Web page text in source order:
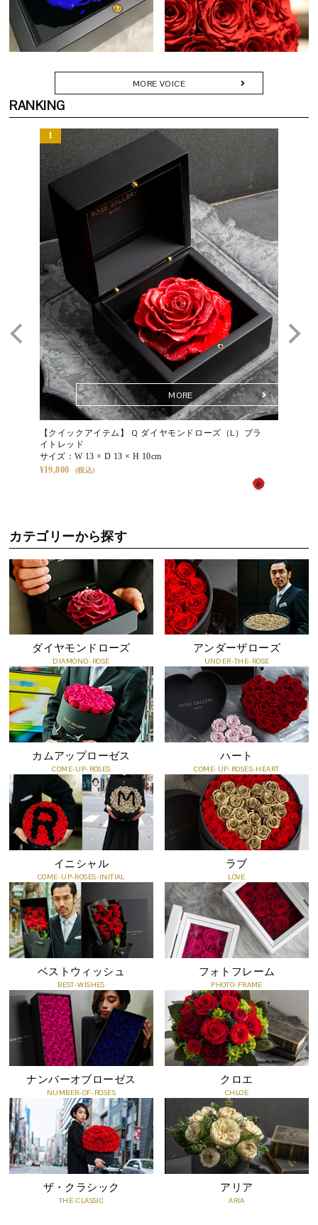
プロポーズや誕生日、記念日の贈り物にふさわしい華やかなアレン
ジです。
成功と幸福を、花で贈る。
バラは古来より、愛情と繁栄の象徴。
人生の節目や大切な人の門出に、“想いを伝える”フラワーギフトと
して。
上質な美しさが、記念日をより印象的に彩ります。
贈るたびに、幸せがひろがる。
ただ美しいだけでなく、贈る体験そのものが記憶に残る。
プロポーズやお祝いの瞬間を幸福で包み込む、ラグジュアリーギフ
トです。
メッセージカードサービス(無料オプション)
お客様ご希望のメッセージを印字してお届けするカードです。
すべての商品に無料でメッセージカードをつけることができます。
ご注文時にショッピングカート内の、「メッセージカードの内容」
に、ご希望のメッセージをご記入ください。
知っておいていただきたいこと
●プリザーブドフラワーは、自然の花を加工した商品のため、ひと
つひとつの色・形・大きさが写真と異なります。
●非常にデリケートで傷つきやすいお花です。直接手で触ると破れ
る場合がございます。
●直射日光は傷み、色あせの原因となってしまうので注意が必要で
す。
●色素が色移りする場合がございますので、衣類や布製品などへの
●親油性のため、油性塗料や樹脂に直接触れると、花が貼りついた
に残るひとときを彩ります。カードやリボン、ショッパーに至るま
で細部にこだわり、受け取られた方に深い感動をお届けします。
A. 「節目」や「記憶に刻みたい瞬間」にふさわしい贈り物です。
・プロポーズや結婚記念日の贈り物に
・還暦・古希などのご長寿祝いに
・退職や栄転など人生の門出に
・美容室・クリニック・カフェなどの開店・周年記念に
・新築・移転祝いとして空間を彩るギフトに
「枯れない花で想いを残す」──その願いに応える特別な一品で
Q. どのくらいの期間楽しめますか？
A. 散ることなく、その姿を長く保ちます。鮮やかな色彩は時を重ね
るごとにやわらかく深みを帯び、やがて穏やかなセピアへと移ろい
ます。その変化さえも美として愉しめるのが、タイムレスローズの
魅力です。
Q. 飾る場所に注意はありますか？
A. 直射日光や高温多湿、乾燥の激しい場所、屋外や火気付近はお避
けください。落ち着いた環境に飾るほど、花の表情がより凛として
映えます。
Q. メッセージの代筆は可能ですか？
A. はい。無料でメッセージカードをお付けいたします。ご注文時に
えてお贈りください。
その他のQ&Aは こちら
MORE VOICE
RANKING
MORE
【クイックアイテム】 Q ダイヤモンドローズ（L）ブラ
イトレッド
サイズ：W 13 × D 13 × H 10cm
19,800
カテゴリーから探す
ダイヤモンドローズ
DIAMOND-ROSE
アンダーザローズ
UNDER-THE-ROSE
カムアップローゼス
COME-UP-ROSES
ハート
COME-UP-ROSES-HEART
イニシャル
COME-UP-ROSES-INITIAL
ラブ
LOVE
ベストウィッシュ
BEST-WISHES
フォトフレーム
PHOTO-FRAME
ナンバーオブローゼス
NUMBER-OF-ROSES
クロエ
CHLOE
ザ・クラシック
THE-CLASSIC
アリア
ARIA